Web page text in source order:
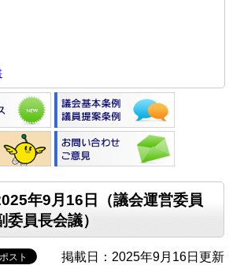
年9月16日（議会運営委員
員長会議）
掲載日：2025年9月16日更新